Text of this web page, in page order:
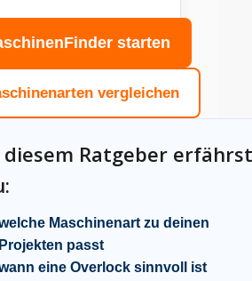
starten
vergleichen
diesem Ratgeber erfährst
Maschinenart zu deinen
Projekten passt
eine Overlock sinnvoll ist